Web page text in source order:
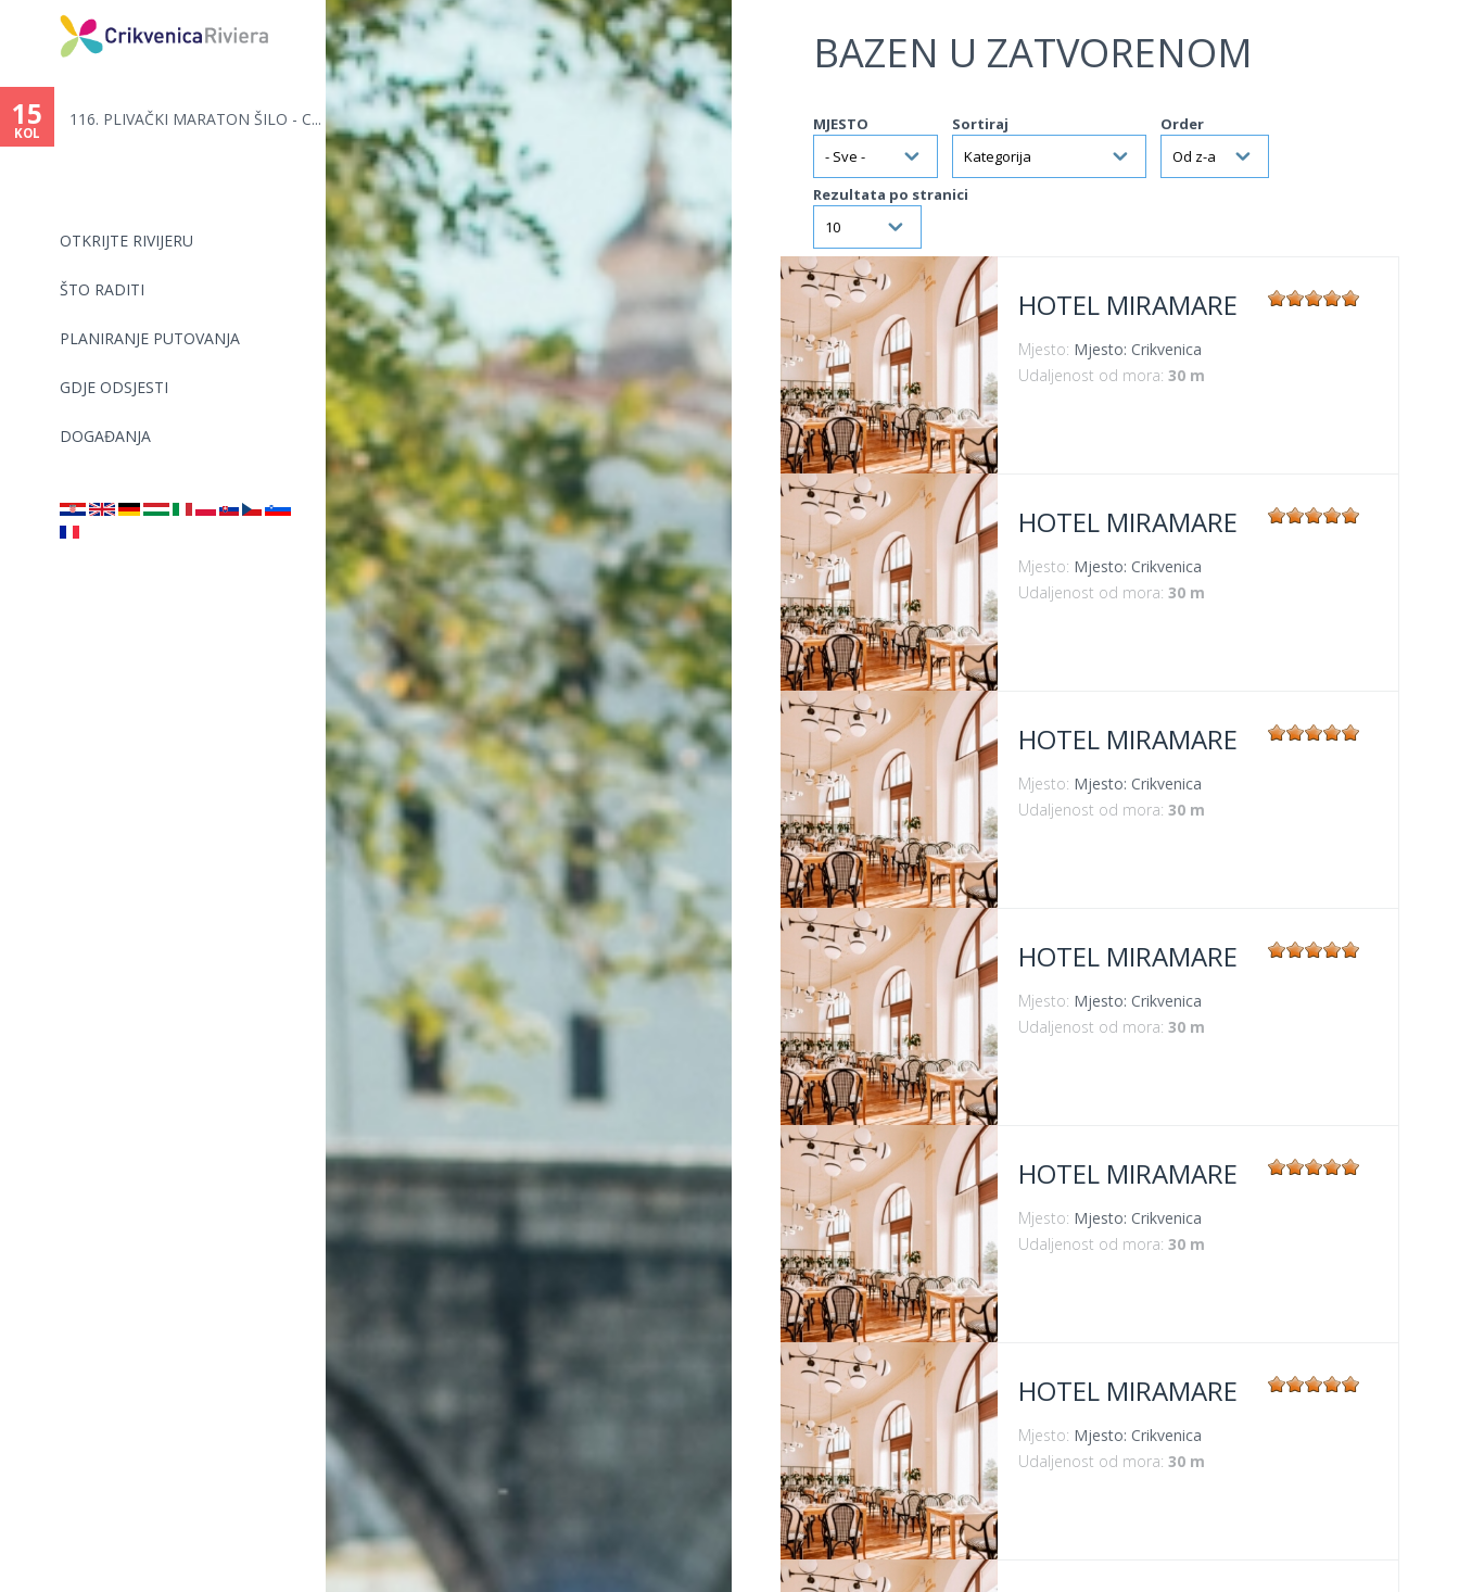
Jump to navigation
OTKRIJTE RIVIJERU
ŠTO RADITI
PLANIRANJE PUTOVANJA
GDJE ODSJESTI
DOGAĐANJA
15
KOL
116. PLIVAČKI MARATON ŠILO - C...
BAZEN U ZATVORENOM
MJESTO Sortiraj Order
Rezultata po stranici
VIŠE INFORMACIJA
HOTEL MIRAMARE
Mjesto: Mjesto: Crikvenica
Udaljenost od mora: 30 m
VIŠE INFORMACIJA
HOTEL MIRAMARE
Mjesto: Mjesto: Crikvenica
Udaljenost od mora: 30 m
VIŠE INFORMACIJA
HOTEL MIRAMARE
Mjesto: Mjesto: Crikvenica
Udaljenost od mora: 30 m
VIŠE INFORMACIJA
HOTEL MIRAMARE
Mjesto: Mjesto: Crikvenica
Udaljenost od mora: 30 m
HOTEL MIRAMARE
Mjesto: Mjesto: Crikvenica
Udaljenost od mora: 30 m
HOTEL MIRAMARE
Mjesto: Mjesto: Crikvenica
Udaljenost od mora: 30 m